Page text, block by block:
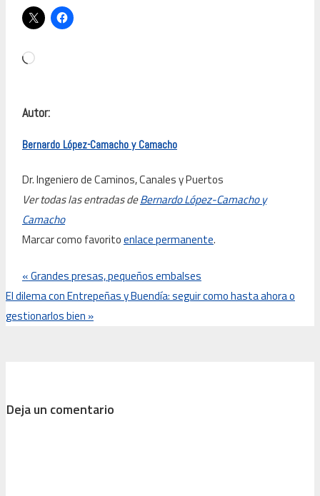
Cargando...
Autor:
Bernardo López-Camacho y Camacho
Dr. Ingeniero de Caminos, Canales y Puertos
Ver todas las entradas deBernardo López-Camacho y
Camacho
Marcar como favoritoenlace permanente.
«Grandes presas, pequeños embalses
El dilema con Entrepeñas y Buendía: seguir como hasta ahora o
gestionarlos bien »
Deja un comentario